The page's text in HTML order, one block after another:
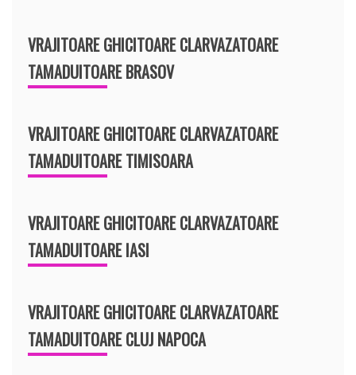
VRAJITOARE GHICITOARE CLARVAZATOARE
TAMADUITOARE BRASOV
VRAJITOARE GHICITOARE CLARVAZATOARE
TAMADUITOARE TIMISOARA
VRAJITOARE GHICITOARE CLARVAZATOARE
TAMADUITOARE IASI
VRAJITOARE GHICITOARE CLARVAZATOARE
TAMADUITOARE CLUJ NAPOCA